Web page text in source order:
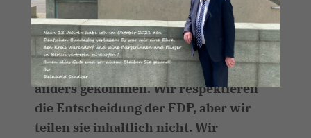
Einigung, wir standen kurz vor dem
Durchbruch. Wir hatten in zahlreichen
Punkten Einigungen erzielt, die gut für
unser Land gewesen wären. Nun ist es
anders gekommen. Wir respektieren
die Entscheidung der FDP, aber wir
teilen sie inhaltlich nicht. Wir